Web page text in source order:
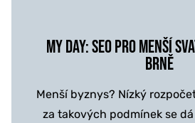
MY DAY: SEO PRO MENŠÍ
BRNĚ
Menší byznys? Nízký
za takových podmínek se